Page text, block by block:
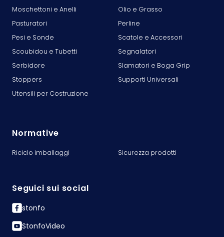
Moschettoni e Anelli
Olio e Grasso
Pasturatori
Perline
Pesi e Sonde
Scatole e Accessori
Scoubidou e Tubetti
Segnalatori
Serbidore
Slamatori e Boga Grip
Stoppers
Supporti Universali
Utensili per Costruzione
Normative
Riciclo imballaggi Sicurezza prodotti
Seguici sui social
stonfo
StonfoVideo